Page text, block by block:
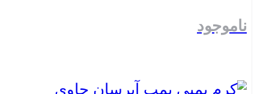
ناموجود
بستن